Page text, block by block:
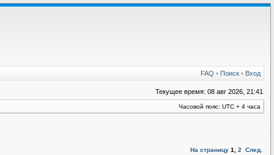
FAQ • Поиск • Вход
Текущее время: 08 авг 2026, 21:41
Часовой пояс: UTC + 4 часа
На страницу 1 2 След.